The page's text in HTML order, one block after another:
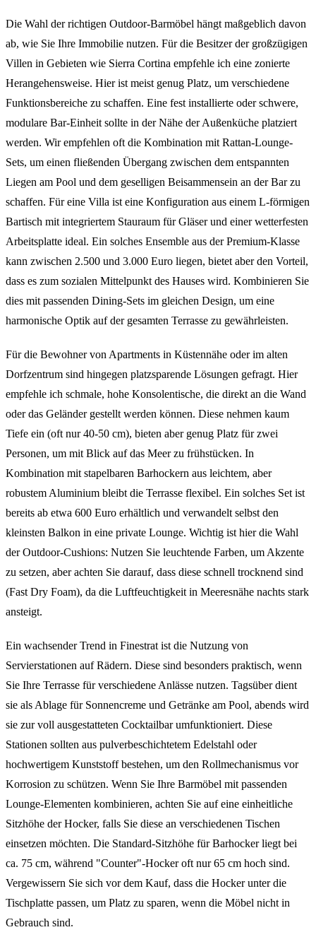
Die Wahl der richtigen Outdoor-Barmöbel hängt maßgeblich davon
ab, wie Sie Ihre Immobilie nutzen. Für die Besitzer der großzügigen
Villen in Gebieten wie Sierra Cortina empfehle ich eine zonierte
Herangehensweise. Hier ist meist genug Platz, um verschiedene
Funktionsbereiche zu schaffen. Eine fest installierte oder schwere,
modulare Bar-Einheit sollte in der Nähe der Außenküche platziert
werden. Wir empfehlen oft die Kombination mit Rattan-Lounge-
Sets, um einen fließenden Übergang zwischen dem entspannten
Liegen am Pool und dem geselligen Beisammensein an der Bar zu
schaffen. Für eine Villa ist eine Konfiguration aus einem L-förmigen
Bartisch mit integriertem Stauraum für Gläser und einer wetterfesten
Arbeitsplatte ideal. Ein solches Ensemble aus der Premium-Klasse
kann zwischen 2.500 und 3.000 Euro liegen, bietet aber den Vorteil,
dass es zum sozialen Mittelpunkt des Hauses wird. Kombinieren Sie
dies mit passenden Dining-Sets im gleichen Design, um eine
harmonische Optik auf der gesamten Terrasse zu gewährleisten.
Für die Bewohner von Apartments in Küstennähe oder im alten
Dorfzentrum sind hingegen platzsparende Lösungen gefragt. Hier
empfehle ich schmale, hohe Konsolentische, die direkt an die Wand
oder das Geländer gestellt werden können. Diese nehmen kaum
Tiefe ein (oft nur 40-50 cm), bieten aber genug Platz für zwei
Personen, um mit Blick auf das Meer zu frühstücken. In
Kombination mit stapelbaren Barhockern aus leichtem, aber
robustem Aluminium bleibt die Terrasse flexibel. Ein solches Set ist
bereits ab etwa 600 Euro erhältlich und verwandelt selbst den
kleinsten Balkon in eine private Lounge. Wichtig ist hier die Wahl
der Outdoor-Cushions: Nutzen Sie leuchtende Farben, um Akzente
zu setzen, aber achten Sie darauf, dass diese schnell trocknend sind
(Fast Dry Foam), da die Luftfeuchtigkeit in Meeresnähe nachts stark
ansteigt.
Ein wachsender Trend in Finestrat ist die Nutzung von
Servierstationen auf Rädern. Diese sind besonders praktisch, wenn
Sie Ihre Terrasse für verschiedene Anlässe nutzen. Tagsüber dient
sie als Ablage für Sonnencreme und Getränke am Pool, abends wird
sie zur voll ausgestatteten Cocktailbar umfunktioniert. Diese
Stationen sollten aus pulverbeschichtetem Edelstahl oder
hochwertigem Kunststoff bestehen, um den Rollmechanismus vor
Korrosion zu schützen. Wenn Sie Ihre Barmöbel mit passenden
Lounge-Elementen kombinieren, achten Sie auf eine einheitliche
Sitzhöhe der Hocker, falls Sie diese an verschiedenen Tischen
einsetzen möchten. Die Standard-Sitzhöhe für Barhocker liegt bei
ca. 75 cm, während "Counter"-Hocker oft nur 65 cm hoch sind.
Vergewissern Sie sich vor dem Kauf, dass die Hocker unter die
Tischplatte passen, um Platz zu sparen, wenn die Möbel nicht in
Gebrauch sind.